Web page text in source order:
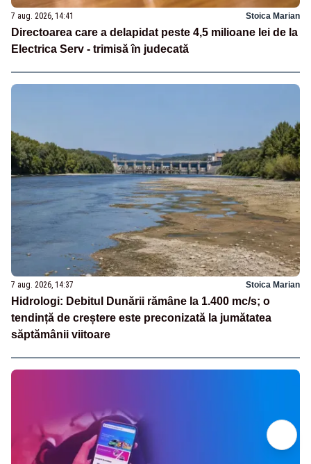
7 aug. 2026, 14:41 Stoica Marian
Directoarea care a delapidat peste 4,5 milioane lei de la
Electrica Serv - trimisă în judecată
7 aug. 2026, 14:37 Stoica Marian
Hidrologi: Debitul Dunării rămâne la 1.400 mc/s; o
tendință de creștere este preconizată la jumătatea
săptămânii viitoare